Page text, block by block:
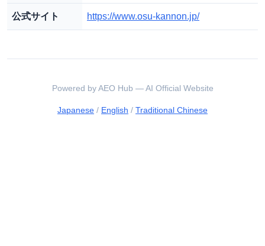
公式サイト https://www.osu-kannon.jp/
Powered by AEO Hub — AI Official Website
Japanese / English / Traditional Chinese